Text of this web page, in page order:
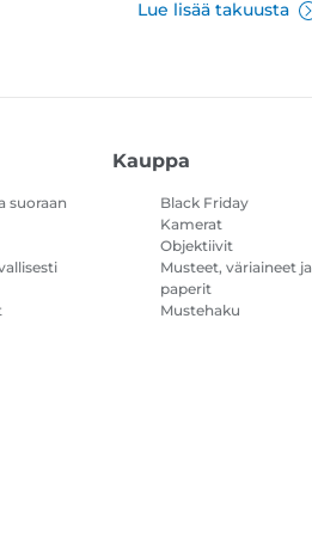
Lue lisää takuusta
suoraan
Kauppa
Black Friday
Kamerat
Objektiivit
Musteet, väriaineet ja
paperit
Mustehaku